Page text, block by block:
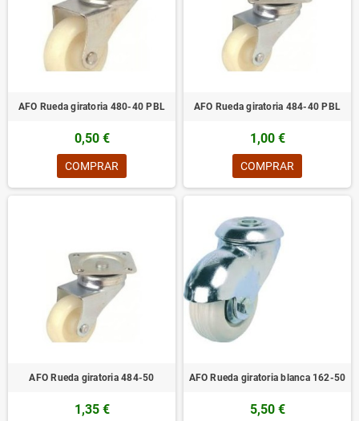
AFO Rueda giratoria 480-40 PBL
0,50 €
COMPRAR
AFO Rueda giratoria 484-40 PBL
1,00 €
COMPRAR
AFO Rueda giratoria 484-50
1,35 €
AFO Rueda giratoria blanca 162-50
5,50 €